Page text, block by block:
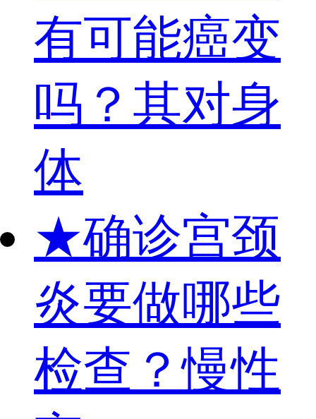
有可能癌变
吗？其对身
体
★确诊宫颈
炎要做哪些
检查？慢性